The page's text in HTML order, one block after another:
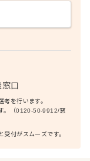
口
を行います。
。（0120-50-9912/窓
付がスムーズです。